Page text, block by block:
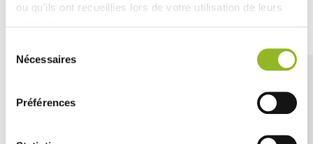
ou qu'ils ont recueillies lors de votre utilisation de leurs
Nécessaires
Préférences
Découvrez aussi